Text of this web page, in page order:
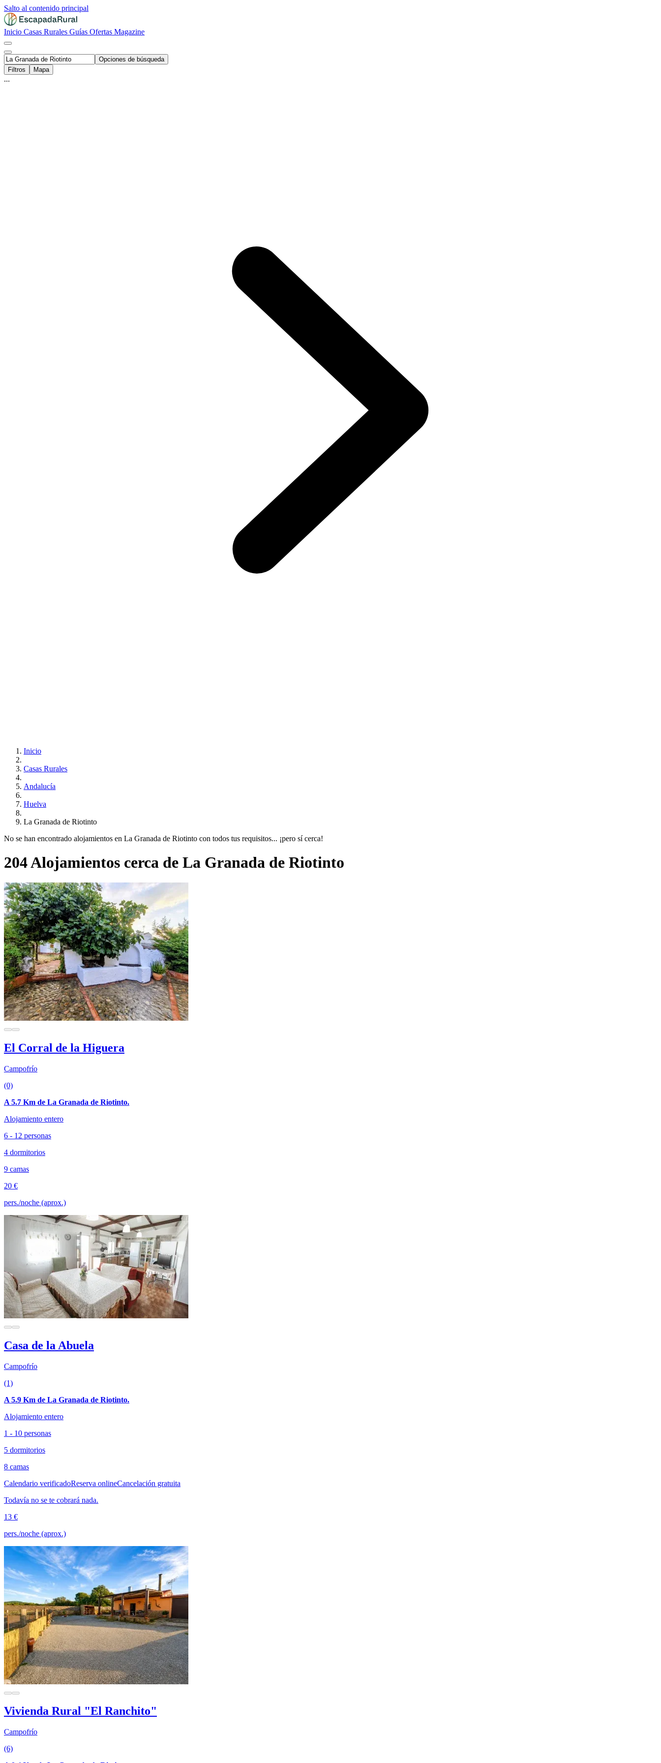
Salto al contenido principal
Inicio Casas Rurales Guías Ofertas Magazine
Opciones de búsqueda
Filtros
Mapa
...
Inicio
Casas Rurales
Andalucía
Huelva
La Granada de Riotinto
No se han encontrado alojamientos en La Granada de Riotinto con todos tus requisitos... ¡pero sí cerca!
204 Alojamientos cerca de La Granada de Riotinto
El Corral de la Higuera
Campofrío
(0)
A 5.7 Km de La Granada de Riotinto.
Alojamiento entero
6 - 12 personas
4 dormitorios
9 camas
20 €
pers./noche (aprox.)
Casa de la Abuela
Campofrío
(1)
A 5.9 Km de La Granada de Riotinto.
Alojamiento entero
1 - 10 personas
5 dormitorios
8 camas
Calendario verificadoReserva onlineCancelación gratuita
Todavía no se te cobrará nada.
13 €
pers./noche (aprox.)
Vivienda Rural "El Ranchito"
Campofrío
(6)